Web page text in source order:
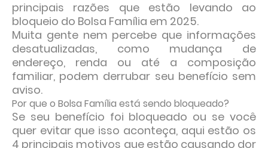
principais razões que estão levando ao
bloqueio do Bolsa Família em 2025.
Muita gente nem percebe que informações
desatualizadas, como mudança de
endereço, renda ou até a composição
familiar, podem derrubar seu benefício sem
aviso.
Por que o Bolsa Família está sendo bloqueado?
Se seu benefício foi bloqueado ou se você
quer evitar que isso aconteça, aqui estão os
4 principais motivos que estão causando dor